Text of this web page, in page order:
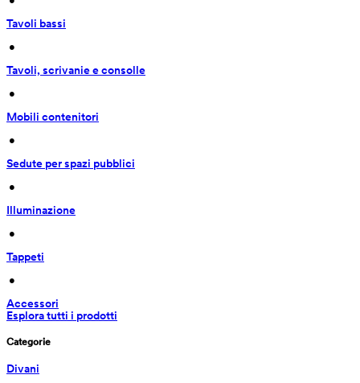
Tavoli bassi
•
Tavoli, scrivanie e consolle
•
Mobili contenitori
•
Sedute per spazi pubblici
•
Illuminazione
•
Tappeti
•
Accessori
Esplora tutti i prodotti
Categorie
Divani